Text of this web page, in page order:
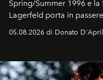
Spring/Summer 1996 e
Lagerfeld porta in
logomania pensata per la
Kate, Claudia e Carla
uno dei documenti più
05.08.2026 di Donato